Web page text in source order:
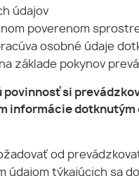
údajov
poverenom
osobné údaje
základe pokynov
povinnosť si
informácie dotknutým
od
údajom týkajúcich sa